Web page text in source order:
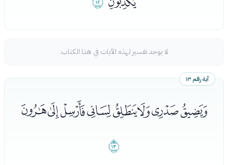
لا يوجد تفسير لهذه الآيات في هذا الكتاب.
آية رقم ١٣
ﯓﯔﯕﯖﯗﯘﯙﯚ
ﯛ